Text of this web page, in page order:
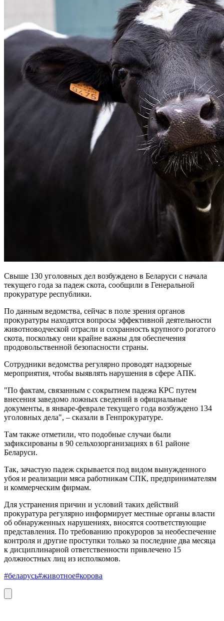
Свыше 130 уголовных дел возбуждено в Беларуси с начала
текущего года за падеж скота, сообщили в Генеральной
прокуратуре республики.
По данным ведомства, сейчас в поле зрения органов
прокуратуры находятся вопросы эффективной деятельности
животноводческой отрасли и сохранность крупного рогатого
скота, поскольку они крайне важны для обеспечения
продовольственной безопасности страны.
Сотрудники ведомства регулярно проводят надзорные
мероприятия, чтобы выявлять нарушения в сфере АПК.
"По фактам, связанным с сокрытием падежа КРС путем
внесения заведомо ложных сведений в официальные
документы, в январе-феврале текущего года возбуждено 134
уголовных дела", – сказали в Генпрокуратуре.
Там также отметили, что подобные случаи были
зафиксированы в 90 сельхозорганизациях в 61 районе
Беларуси.
Так, зачастую падеж скрывается под видом вынужденного
убоя и реализации мяса работникам СПК, предпринимателям
и коммерческим фирмам.
Для устранения причин и условий таких действий
прокуратура регулярно информирует местные органы власти
об обнаруженных нарушениях, вносятся соответствующие
представления. По требованию прокуроров за необеспечение
контроля и другие проступки только за последние два месяца
к дисциплинарной ответственности привлечено 15
должностных лиц из исполкомов.
#беларусь#животное#корова